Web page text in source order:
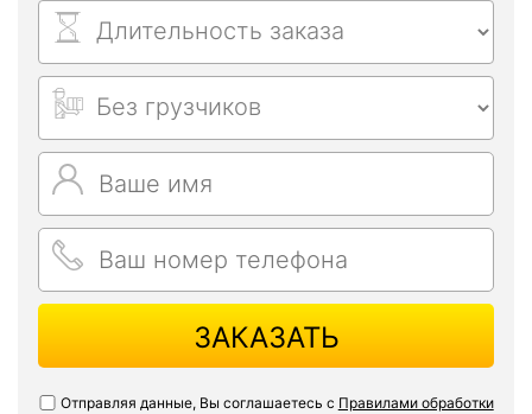
ЗАКАЗАТЬ
Отправляя данные, Вы соглашаетесь с Правилами обработки